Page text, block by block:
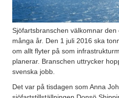
Sjöfartsbranschen välkomnar
många år. Den 1 juli 2016 ska
om allt flyter på som
planerar. Branschen uttrycker
svenska jobb.
Det var på tisdagen som Anna